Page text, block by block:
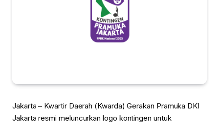
Jakarta – Kwartir Daerah (Kwarda) Gerakan Pramuka DKI
Jakarta resmi meluncurkan logo kontingen untuk